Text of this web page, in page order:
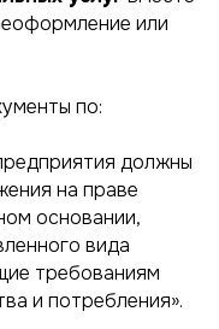
или
по:
должны
на праве
основании,
вида
требованиям
и потребления».